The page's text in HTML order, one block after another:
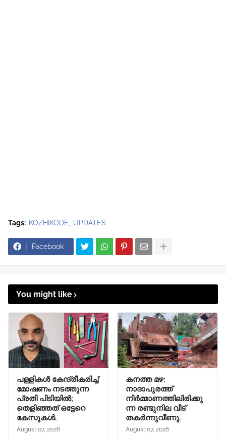
Tags: KOZHIKODE UPDATES
Facebook
You might like
പള്ളികൾ കേന്ദ്രീകരിച്ച്
മോഷണം നടത്തുന്ന
പ്രതി പിടിയിൽ;
തെളിഞ്ഞത് ഒട്ടേറെ
കേസുകൾ.
August 07, 2026
കനത്ത മഴ:
നാദാപുരത്ത്
നിർമ്മാണത്തിലിരിക്കു
ന്ന രണ്ടുനില വീട്
തകർന്നുവീണു.
August 07, 2026